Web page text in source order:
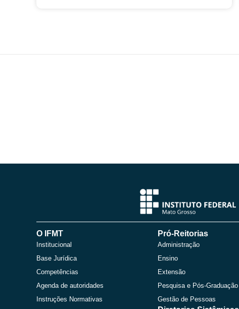
O IFMT
Institucional
Base Jurídica
Competências
Agenda de autoridades
Instruções Normativas
Pró-Reitorias
Administração
Ensino
Extensão
Pesquisa e Pós-Graduação
Gestão de Pessoas